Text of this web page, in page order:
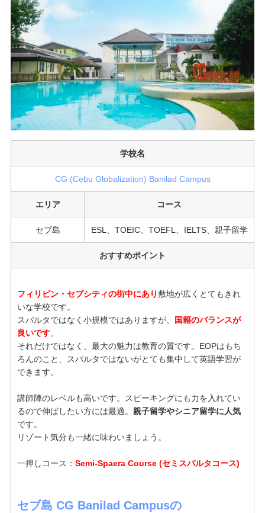
学校名
CG (Cebu Globalization) Banilad Campus
エリア コース
セブ島 ESL、TOEIC、TOEFL、IELTS、親子留学
おすすめポイント
フィリピン・セブシティの街中にあり 敷地が広くとてもきれ
いな学校です。
スパルタではなく小規模ではありますが、
国籍のバランスが
良いです。
それだけではなく、最大の魅力は教育の質です。EOPはもち
ろんのこと、スパルタではないがとても集中して英語学習が
できます。
講師陣のレベルも高いです。スピーキングにも力を入れてい
るので伸ばしたい方には最適。 親子留学やシニア留学に人気
です。
リゾート気分も一緒に味わいましょう。
一押しコース： Semi-Spaera Course (セミスパルタコース)
セブ島 CG Banilad Campusの